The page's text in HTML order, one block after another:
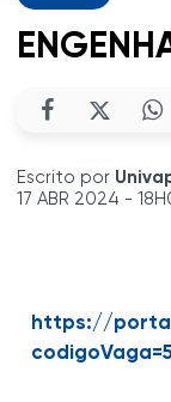
Escrito por
17 ABR 2024 -
https://